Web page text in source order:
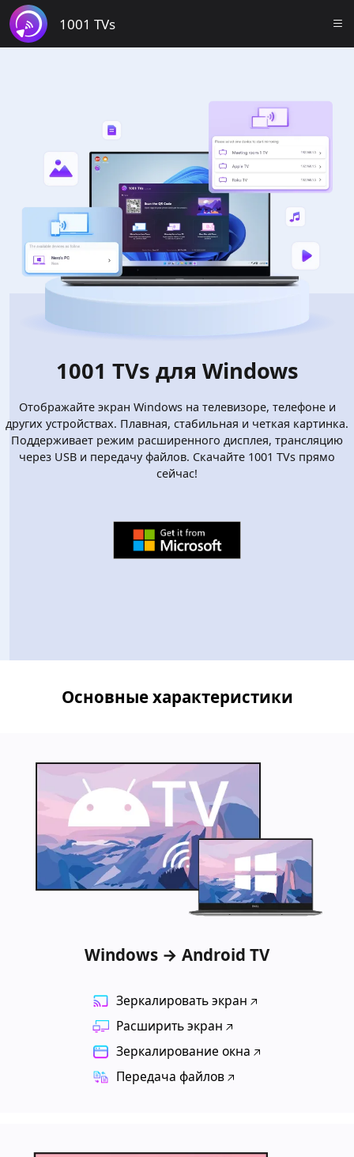
1001 TVs
1001 TVs для Windows
Отображайте экран Windows на телевизоре, телефоне и
других устройствах. Плавная, стабильная и четкая картинка.
Поддерживает режим расширенного дисплея, трансляцию
через USB и передачу файлов. Скачайте 1001 TVs прямо
сейчас!
Основные характеристики
Windows → Android TV
Зеркалировать экран
Расширить экран
Зеркалирование окна
Передача файлов